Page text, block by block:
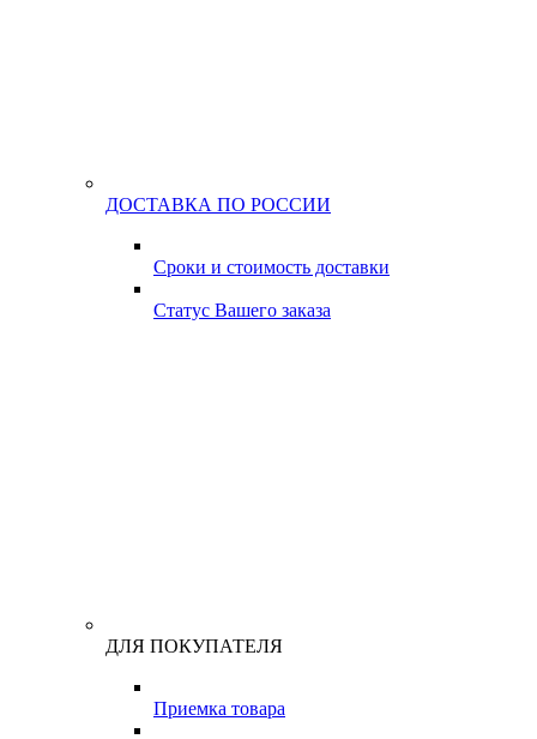
ДОСТАВКА ПО РОССИИ
Сроки и стоимость доставки
Статус Вашего заказа
ДЛЯ ПОКУПАТЕЛЯ
Приемка товара